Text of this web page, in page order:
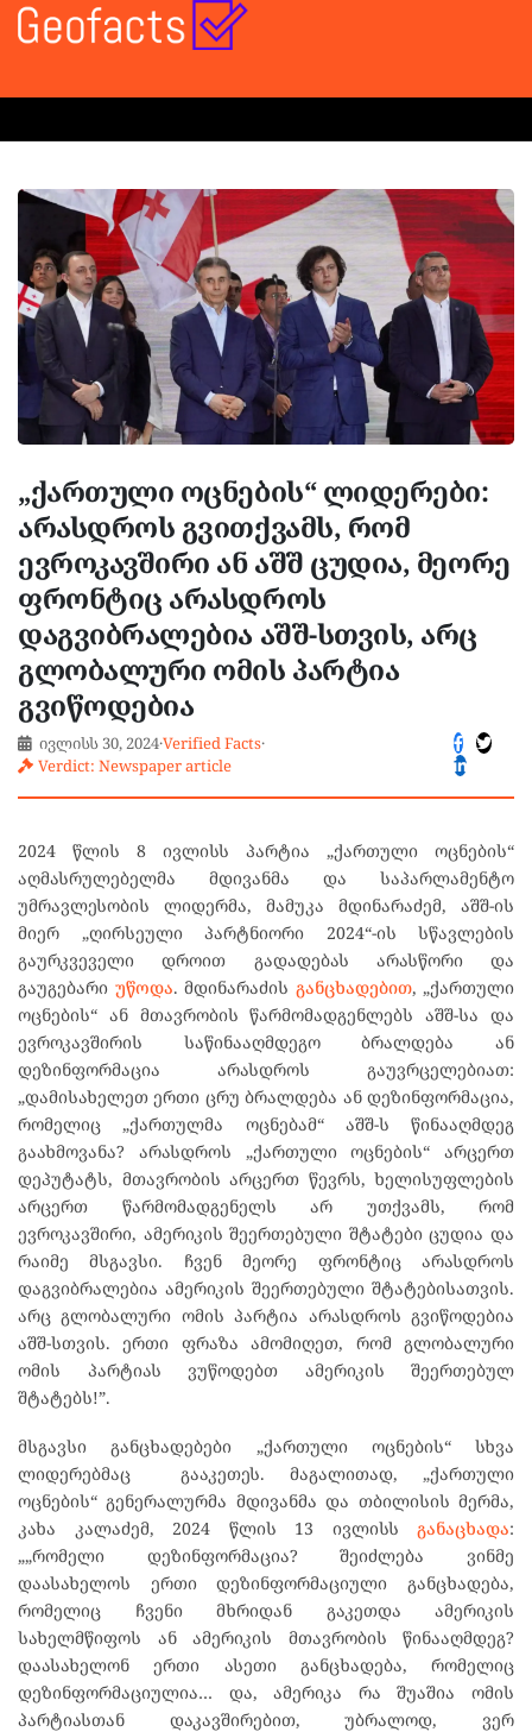
„ქართული ოცნების“ ლიდერები:
არასდროს გვითქვამს, რომ
ევროკავშირი ან აშშ ცუდია, მეორე
ფრონტიც არასდროს
დაგვიბრალებია აშშ-სთვის, არც
გლობალური ომის პარტია
გვიწოდებია
ივლისს 30, 2024·Verified Facts·
Verdict: Newspaper article
2024 წლის 8 ივლისს პარტია „ქართული ოცნების“
აღმასრულებელმა მდივანმა და საპარლამენტო
უმრავლესობის ლიდერმა, მამუკა მდინარაძემ, აშშ-ის
მიერ „ღირსეული პარტნიორი 2024“-ის სწავლების
გაურკვეველი დროით გადადებას არასწორი და
გაუგებარი უწოდა. მდინარაძის განცხადებით, „ქართული
ოცნების“ ან მთავრობის წარმომადგენლებს აშშ-სა და
ევროკავშირის საწინააღმდეგო ბრალდება ან
დეზინფორმაცია არასდროს გაუვრცელებიათ:
„დამისახელეთ ერთი ცრუ ბრალდება ან დეზინფორმაცია,
რომელიც „ქართულმა ოცნებამ“ აშშ-ს წინააღმდეგ
გაახმოვანა? არასდროს „ქართული ოცნების“ არცერთ
დეპუტატს, მთავრობის არცერთ წევრს, ხელისუფლების
არცერთ წარმომადგენელს არ უთქვამს, რომ
ევროკავშირი, ამერიკის შეერთებული შტატები ცუდია და
რაიმე მსგავსი. ჩვენ მეორე ფრონტიც არასდროს
დაგვიბრალებია ამერიკის შეერთებული შტატებისათვის.
არც გლობალური ომის პარტია არასდროს გვიწოდებია
აშშ-სთვის. ერთი ფრაზა ამომიღეთ, რომ გლობალური
ომის პარტიას ვუწოდებთ ამერიკის შეერთებულ
შტატებს!”.
მსგავსი განცხადებები „ქართული ოცნების“ სხვა
ლიდერებმაც გააკეთეს. მაგალითად, „ქართული
ოცნების“ გენერალურმა მდივანმა და თბილისის მერმა,
კახა კალაძემ, 2024 წლის 13 ივლისს განაცხადა:
„„რომელი დეზინფორმაცია? შეიძლება ვინმე
დაასახელოს ერთი დეზინფორმაციული განცხადება,
რომელიც ჩვენი მხრიდან გაკეთდა ამერიკის
სახელმწიფოს ან ამერიკის მთავრობის წინააღმდეგ?
დაასახელონ ერთი ასეთი განცხადება, რომელიც
დეზინფორმაციულია… და, ამერიკა რა შუაშია ომის
პარტიასთან დაკავშირებით, უბრალოდ, ვერ